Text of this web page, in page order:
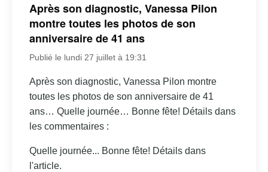
Après son diagnostic, Vanessa Pilon
montre toutes les photos de son
anniversaire de 41 ans
Publié le lundi 27 juillet à 19:31
Après son diagnostic, Vanessa Pilon montre
toutes les photos de son anniversaire de 41
ans… Quelle journée… Bonne fête! Détails dans
les commentaires :
Quelle journée... Bonne fête! Détails dans
l'article.